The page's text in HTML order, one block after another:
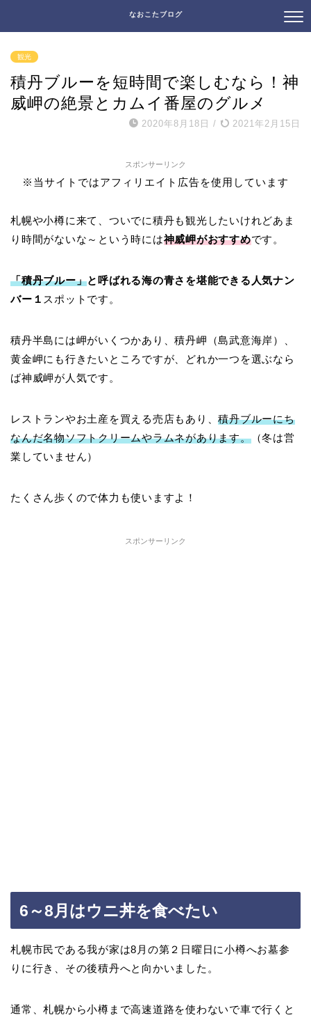
なおこたブログ
観光
積丹ブルーを短時間で楽しむなら！神
威岬の絶景とカムイ番屋のグルメ
2020年8月18日 / 2021年2月15日
スポンサーリンク
※当サイトではアフィリエイト広告を使用しています
札幌や小樽に来て、ついでに積丹も観光したいけれどあま
り時間がないな～という時には神威岬がおすすめです。
「積丹ブルー」と呼ばれる海の青さを堪能できる人気ナン
バー１ スポットです。
積丹半島には岬がいくつかあり、積丹岬（島武意海岸）、
黄金岬にも行きたいところですが、どれか一つを選ぶなら
ば神威岬が人気です。
レストランやお土産を買える売店もあり、積丹ブルーにち
なんだ名物ソフトクリームやラムネがあります。（冬は営
業していません）
たくさん歩くので体力も使いますよ！
スポンサーリンク
6～8月はウニ丼を食べたい
札幌市民である我が家は8月の第２日曜日に小樽へお墓参
りに行き、その後積丹へと向かいました。
通常、札幌から小樽まで高速道路を使わないで車で行くと